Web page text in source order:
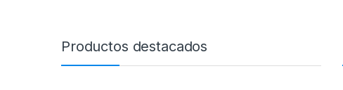
Productos destacados